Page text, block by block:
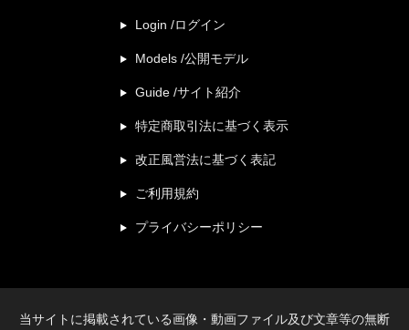
Login /ログイン
Models /公開モデル
Guide /サイト紹介
特定商取引法に基づく表示
改正風営法に基づく表記
ご利用規約
プライバシーポリシー
当サイトに掲載されている画像・動画ファイル及び文章等の無断